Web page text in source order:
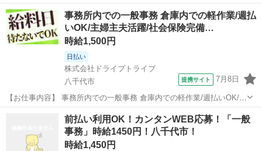
剤事務さん募集♪*。 処方せんの受付、 入力業務などをお願いします。
1日の処方箋枚数は25～35枚です。 メインの処方箋応需は眼科、 小児
科、内科など♪ ...
千葉 八千代市 一般事務
事務所内での一般事務 倉庫内での軽作業/週払
いOK/主婦主夫活躍/社会保険完備…
時給1,500円
日払い
株式会社ドライブトライブ
八千代市
提携サイト 7月8日
【お仕事内容】 事務所内での一般事務 倉庫内での軽作業/週払いOK/主
婦主夫活躍/社会保険完備/八千代市 週休2日あり！人気の日勤帯！日払
の軽作業 作業割...
八千代市 一般事務
前払い利用OK！カンタンWEB応募！「一般
事務」時給1450円！八千代市！
時給1,450円